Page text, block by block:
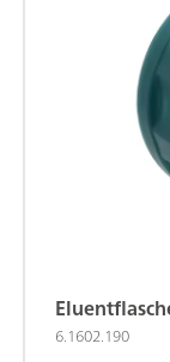
6.1602.190